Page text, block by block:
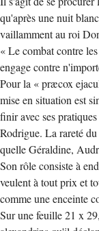
qu'après une nuit
vaillamment au roi
« Le combat contre
engage contre
Pour la « præcox
mise en situation est
finir avec ses
Rodrigue. La rareté
quelle Géraldine,
Son rôle consiste à
veulent à tout prix et
comme une enceinte
Sur une feuille 21 x